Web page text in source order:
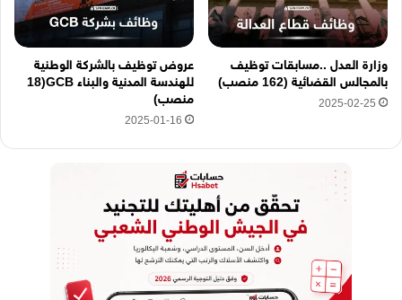
وزارة العدل ..مسابقات توظيف
بالمجالس القضائية (162 منصب)
2025-02-25
عروض توظيف بالشركة الوطنية
للهندسة المدنية والبناء GCB(18
منصب)
2025-01-16